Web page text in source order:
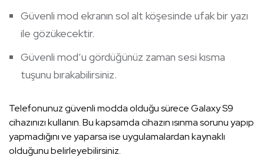
Güvenli mod ekranın sol alt köşesinde ufak bir yazı
ile gözükecektir.
Güvenli mod’u gördüğünüz zaman sesi kısma
tuşunu bırakabilirsiniz.
Telefonunuz güvenli modda olduğu sürece Galaxy S9
cihazınızı kullanın. Bu kapsamda cihazın ısınma sorunu yapıp
yapmadığını ve yaparsa ise uygulamalardan kaynaklı
olduğunu belirleyebilirsiniz.